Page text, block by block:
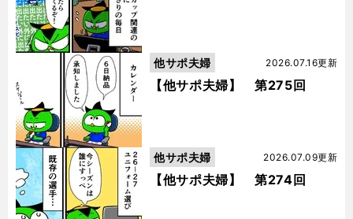
【他サポ夫婦】 第275回
2026.07.16更新
他サポ夫婦
【他サポ夫婦】 第274回
2026.07.09更新
他サポ夫婦